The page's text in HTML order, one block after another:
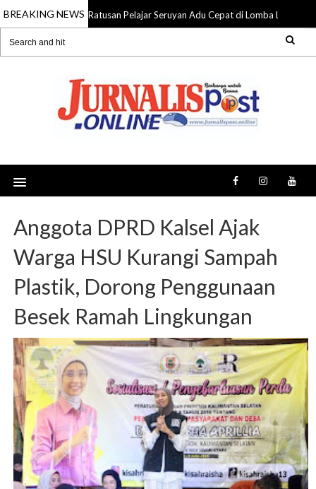
BREAKING NEWS
09 Aug 2026 Ratusan Pelajar Seruyan Adu Cepat di Lomba Lari 5K
Anggota DPRD Kalsel Ajak
Warga HSU Kurangi Sampah
Plastik, Dorong Penggunaan
Besek Ramah Lingkungan